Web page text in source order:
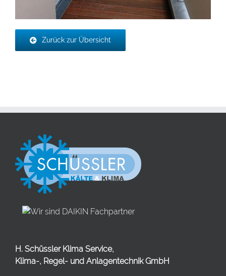
Zurück zur Übersicht
H. Schüssler Klima Service,
Klima-, Regel- und Anlagentechnik GmbH